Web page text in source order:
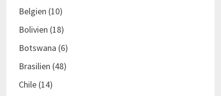
Belgien (10)
Bolivien (18)
Botswana (6)
Brasilien (48)
Chile(14)